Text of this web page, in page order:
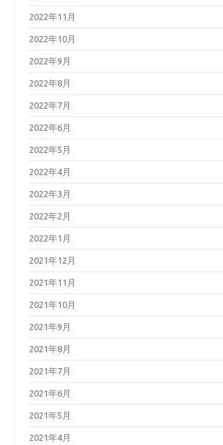
2022年11月
2022年10月
2022年9月
2022年8月
2022年7月
2022年6月
2022年5月
2022年4月
2022年3月
2022年2月
2022年1月
2021年12月
2021年11月
2021年10月
2021年9月
2021年8月
2021年7月
2021年6月
2021年5月
2021年4月